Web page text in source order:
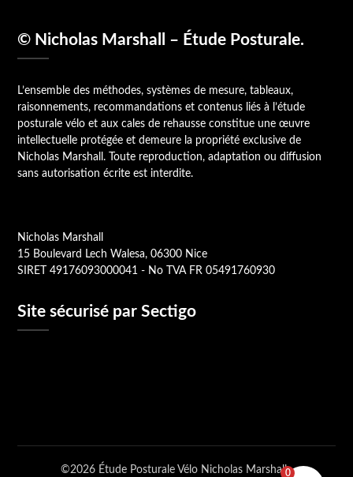
© Nicholas Marshall – Étude Posturale.
L’ensemble des méthodes, systèmes de mesure, tableaux,
raisonnements, recommandations et contenus liés à l’étude
posturale vélo et aux cales de rehausse constitue une œuvre
intellectuelle protégée et demeure la propriété exclusive de
Nicholas Marshall. Toute reproduction, adaptation ou diffusion
sans autorisation écrite est interdite.
Nicholas Marshall
15 Boulevard Lech Walesa, 06300 Nice
SIRET 49176093000041 - No TVA FR 05491760930
Site sécurisé par Sectigo
©2026 Étude Posturale Vélo Nicholas Marshall
0